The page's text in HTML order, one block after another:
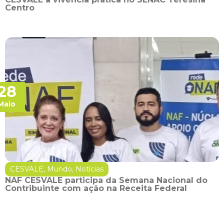
Centro
CESVALE, Mundo, Notícias
NAF CESVALE participa da Semana Nacional do
Contribuinte com ação na Receita Federal